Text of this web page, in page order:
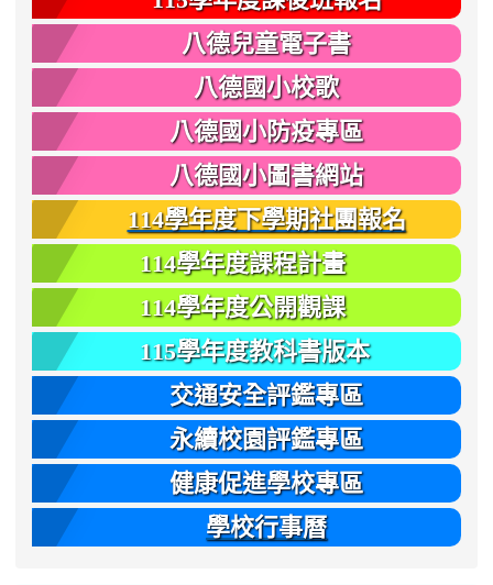
八德兒童電子書
八德國小校歌
八德國小防疫專區
八德國小圖書網站
114學年度下學期社團報名
114學年度課程計畫
114學年度公開觀課
115學年度教科書版本
交通安全評鑑專區
永續校園評鑑專區
健康促進學校專區
學校行事曆